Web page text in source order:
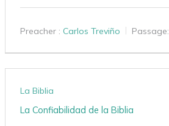
Preacher : Carlos Treviño Passage:
La Biblia
La Confiabilidad de la Biblia